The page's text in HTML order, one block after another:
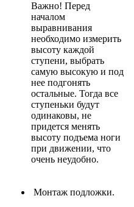
Важно! Перед
началом
выравнивания
необходимо измерить
высоту каждой
ступени, выбрать
самую высокую и под
нее подгонять
остальные. Тогда все
ступеньки будут
одинаковы, не
придется менять
высоту подъема ноги
при движении, что
очень неудобно.
Монтаж подложки.